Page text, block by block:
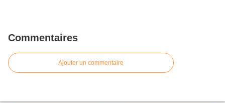
Commentaires
Ajouter un commentaire